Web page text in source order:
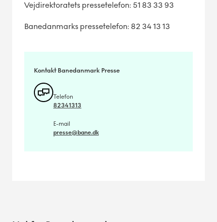
Vejdirektoratets pressetelefon: 51 83 33 93
Banedanmarks pressetelefon: 82 34 13 13
Kontakt Banedanmark Presse
Telefon
82341313
E-mail
presse@bane.dk